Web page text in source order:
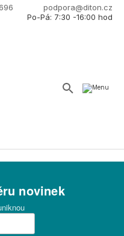
podpora@diton.cz
Po-Pá: 7:30 -16:00 hod
novinek